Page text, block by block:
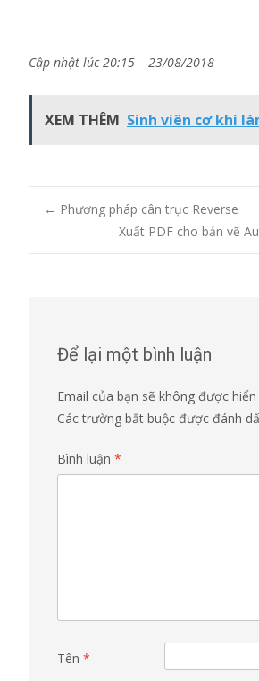
Cập nhật lúc 20:15 – 23/08/2018
XEM THÊM Sinh viên cơ khí
Post
← Phương pháp cân trục Reverse
Xuất PDF cho bản vẽ
Để lại một bình luận
Email của bạn sẽ không được
Các trường bắt buộc được đánh
Bình luận *
Tên *